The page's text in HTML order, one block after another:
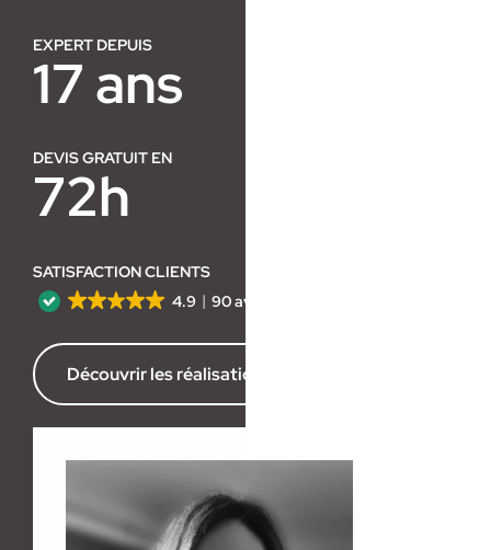
EXPERT DEPUIS
17 ans
DEVIS GRATUIT EN
72h
SATISFACTION CLIENTS
4.9
90 avis
Découvrir les réalisations de l’agence